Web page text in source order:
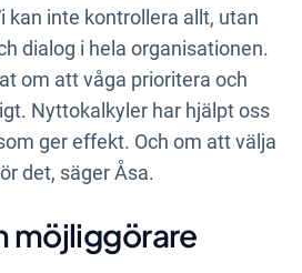
kan inte kontrollera allt, utan
dialog i hela organisationen.
om att våga prioritera och
Nyttokalkyler har hjälpt oss
ger effekt. Och om att välja
det, säger Åsa.
möjliggörare